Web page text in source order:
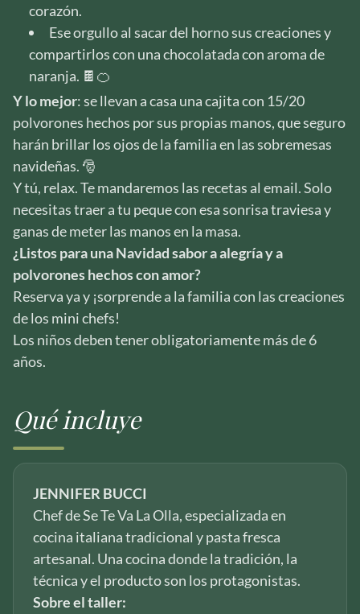
corazón.
Ese orgullo al sacar del horno sus creaciones y
compartirlos con una chocolatada con aroma de
naranja. 🍫🍊
Y lo mejor: se llevan a casa una cajita con 15/20
polvorones hechos por sus propias manos, que seguro
harán brillar los ojos de la familia en las sobremesas
navideñas. 🎅
Y tú, relax. Te mandaremos las recetas al email. Solo
necesitas traer a tu peque con esa sonrisa traviesa y
ganas de meter las manos en la masa.
¿Listos para una Navidad sabor a alegría y a
polvorones hechos con amor?
Reserva ya y ¡sorprende a la familia con las creaciones
de los mini chefs!
Los niños deben tener obligatoriamente más de 6
años.
Qué incluye
JENNIFER BUCCI
Chef de Se Te Va La Olla, especializada en
cocina italiana tradicional y pasta fresca
artesanal. Una cocina donde la tradición, la
técnica y el producto son los protagonistas.
Sobre el taller: